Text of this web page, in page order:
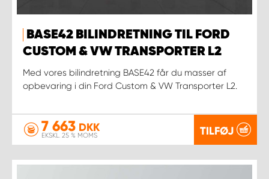
BASE42 BILINDRETNING TIL FORD
CUSTOM & VW TRANSPORTER L2
Med vores bilindretning BASE42 får du masser af
opbevaring i din Ford Custom & VW Transporter L2.
7 663 DKK
EKSKL. 25 % MOMS TILFØJ